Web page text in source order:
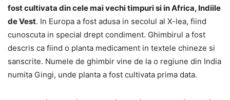
fost cultivata din cele mai vechi timpuri si in Africa, Indiile
de Vest. In Europa a fost adusa in secolul al X-lea, fiind
cunoscuta in special drept condiment. Ghimbirul a fost
descris ca fiind o planta medicament in textele chineze si
sanscrite. Numele de ghimbir vine de la o regiune din India
numita Gingi, unde planta a fost cultivata prima data.